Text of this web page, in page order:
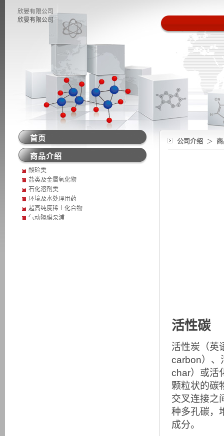
欣晏有限公司
欣晏有限公司
公司介绍 ＞
活性碳
活性炭（英
carbon）、
char）或活
颗粒状的碳
交叉连接之
种多孔碳，
成分。
首页
商品介绍
酸硷类
盐类及金属氧化物
石化溶剂类
环境及水处理用药
超高纯度稀土化合物
气动隔膜泵浦